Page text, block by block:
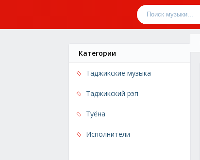
Категории
Таджикские музыка
Таджикский рэп
Туёна
Исполнители